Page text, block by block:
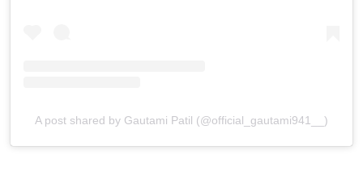
A post shared by Gautami Patil (@official_gautami941__)